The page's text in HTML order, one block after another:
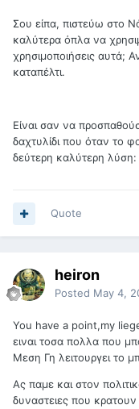
Σου είπα, πιστεύω στο
καλύτερα όπλα να
χρησιμοποιήσεις αυτά;
καταπέλτι.
Είναι σαν να
δαχτυλίδι που όταν το
δεύτερη καλύτερη
Quote
heiron
Posted May 4,
You have a point,my
ειναι τοσα πολλα που
Μεση Γη λειτουργει το
Ας παμε και στον
δυναστειες που κρατουν